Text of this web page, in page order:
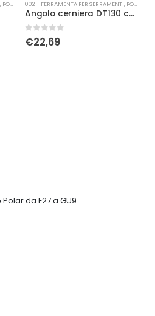
, PORTE 002 - FERRAMENTA PER SERRAMENTI, PORTA-FINESTRA
Angolo cerniera DT130 con fissaggio battuta 12/18-9 sx
0Su 5
€22,69
da E27 a GU9